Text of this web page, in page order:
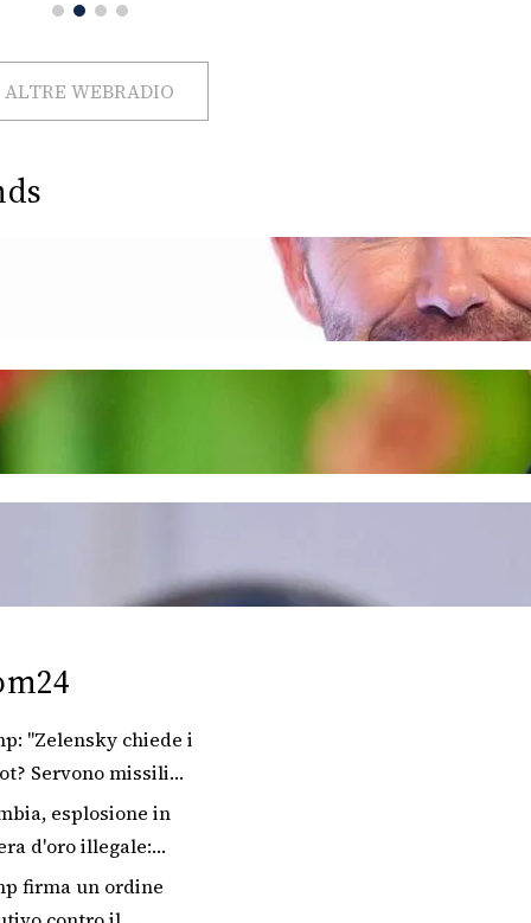
ALTRE WEBRADIO
"Zelensky chiede i
Servono missili
a noi"esplosione in
d'oro illegale:
11 feriti
firma un ordine